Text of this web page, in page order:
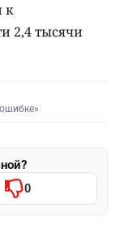
к
2,4 тысячи
0